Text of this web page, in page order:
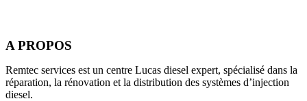
A PROPOS
Remtec services est un centre Lucas diesel expert, spécialisé dans la
réparation, la rénovation et la distribution des systèmes d’injection
diesel.